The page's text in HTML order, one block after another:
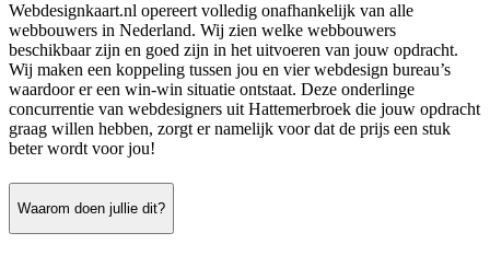
Webdesignkaart.nl opereert volledig onafhankelijk van alle
webbouwers in Nederland. Wij zien welke webbouwers
beschikbaar zijn en goed zijn in het uitvoeren van jouw opdracht.
Wij maken een koppeling tussen jou en vier webdesign bureau’s
waardoor er een win-win situatie ontstaat. Deze onderlinge
concurrentie van webdesigners uit Hattemerbroek die jouw opdracht
graag willen hebben, zorgt er namelijk voor dat de prijs een stuk
beter wordt voor jou!
Waarom doen jullie dit?